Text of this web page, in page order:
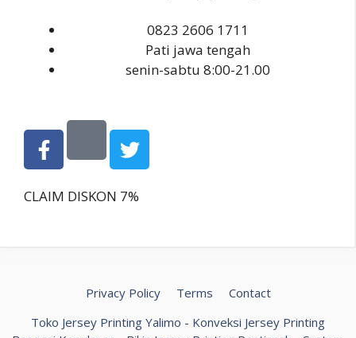
0823 2606 1711
Pati jawa tengah
senin-sabtu 8:00-21.00
CLAIM DISKON 7%
Privacy Policy Terms
Contact
Toko Jersey Printing Yalimo - Konveksi Jersey Printing